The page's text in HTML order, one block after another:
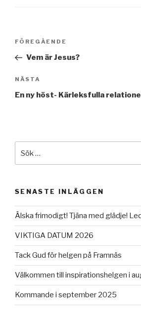
Inläggsnavigering
Föregående
inlägg
FÖREGÅENDE
Vem är Jesus?
Nästa
inlägg
NÄSTA
En ny höst- Kärleksfulla
SENASTE INLÄGGEN
Älska frimodigt! Tjäna med glädje!
VIKTIGA DATUM 2026
Tack Gud för helgen på Framnäs
Välkommen till inspirationshelgen i
Kommande i september 2025